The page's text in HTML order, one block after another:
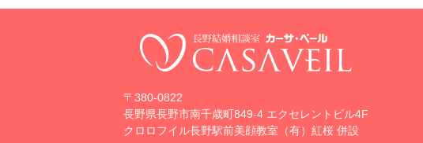
〒380-0822
長野県長野市南千歳町849-4 エクセレントビル4F
クロロフイル長野駅前美顔教室（有）紅桜 併設